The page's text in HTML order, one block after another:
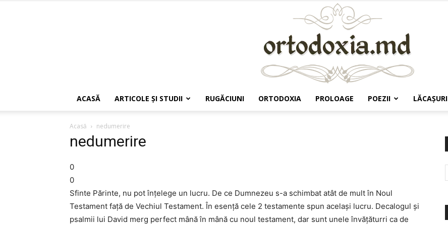
ACASĂ ARTICOLE ŞI STUDII RUGĂCIUNI ORTODOXIA PROLOAGE POEZII LĂCAŞURI
Acasă nedumerire
nedumerire
0
0
Sfinte Părinte, nu pot înţelege un lucru. De ce Dumnezeu s-a schimbat atât de mult în Noul
Testament faţă de Vechiul Testament. În esenţă cele 2 testamente spun acelaşi lucru. Decalogul şi
psalmii lui David merg perfect mână în mână cu noul testament, dar sunt unele învăţăturri ca de